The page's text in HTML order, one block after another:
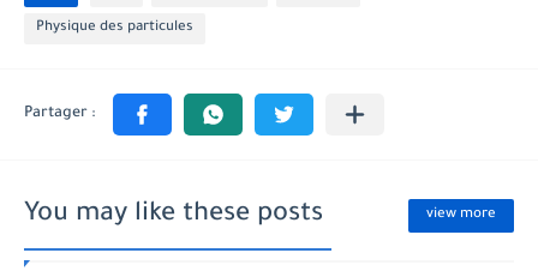
Physique des particules
You may like these posts view more